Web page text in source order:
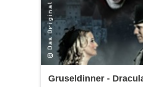
Gruseldinner -